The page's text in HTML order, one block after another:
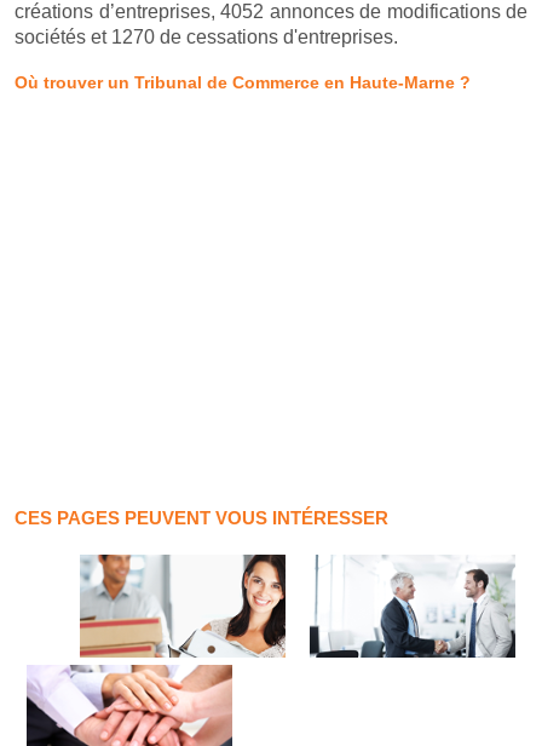
créations d’entreprises, 4052 annonces de modifications de
sociétés et 1270 de cessations d'entreprises.
Où trouver un Tribunal de Commerce en Haute-Marne ?
CES PAGES PEUVENT VOUS INTÉRESSER